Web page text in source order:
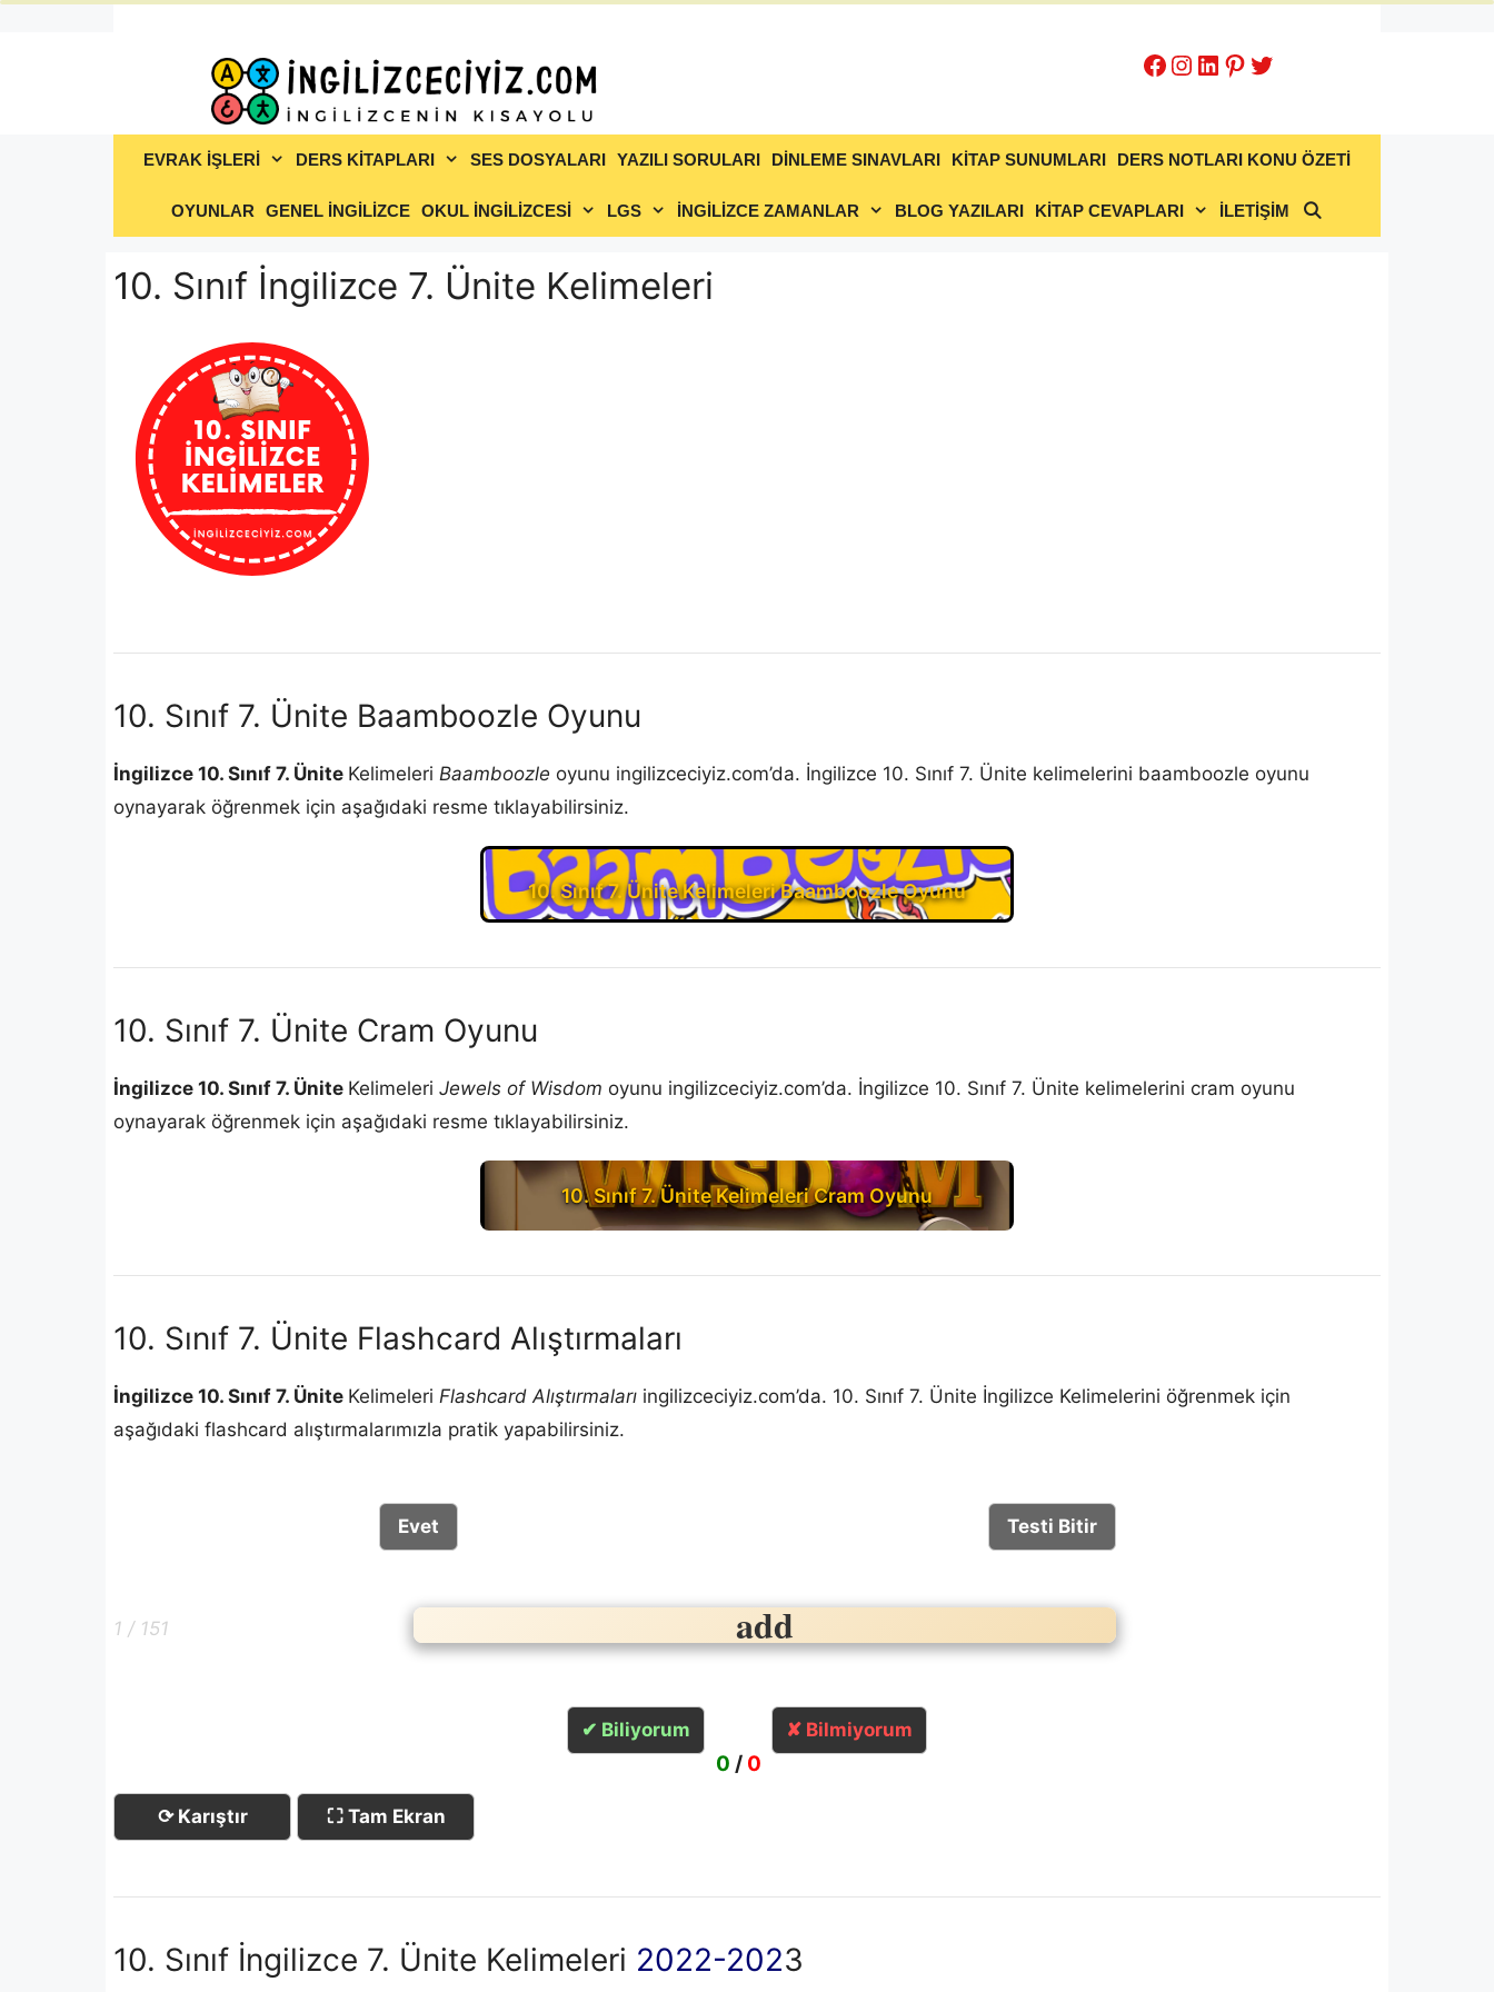
Facebook
Instagram
LinkedIn
Pinterest
Twitter
EVRAK İŞLERİ DERS KİTAPLARI SES DOSYALARI YAZILI SORULARI DİNLEME SINAVLARI KİTAP SUNUMLARI DERS NOTLARI KONU ÖZETİ
OYUNLAR GENEL İNGİLİZCE OKUL İNGİLİZCESİ LGS İNGİLİZCE ZAMANLAR BLOG YAZILARI KİTAP CEVAPLARI İLETİŞİM
10. Sınıf İngilizce 7. Ünite Kelimeleri
10. Sınıf 7. Ünite Baamboozle Oyunu
İngilizce 10. Sınıf 7. Ünite Kelimeleri Baamboozle oyunu ingilizceciyiz.com’da. İngilizce 10. Sınıf 7. Ünite kelimelerini baamboozle oyunu
oynayarak öğrenmek için aşağıdaki resme tıklayabilirsiniz.
10. Sınıf 7. Ünite Kelimeleri Baamboozle Oyunu
10. Sınıf 7. Ünite Cram Oyunu
İngilizce 10. Sınıf 7. Ünite Kelimeleri Jewels of Wisdom oyunu ingilizceciyiz.com’da. İngilizce 10. Sınıf 7. Ünite kelimelerini cram oyunu
oynayarak öğrenmek için aşağıdaki resme tıklayabilirsiniz.
10. Sınıf 7. Ünite Kelimeleri Cram Oyunu
10. Sınıf 7. Ünite Flashcard Alıştırmaları
İngilizce 10. Sınıf 7. Ünite Kelimeleri Flashcard Alıştırmaları ingilizceciyiz.com’da. 10. Sınıf 7. Ünite İngilizce Kelimelerini öğrenmek için
aşağıdaki flashcard alıştırmalarımızla pratik yapabilirsiniz.
Evet Testi Bitir
add
eklemek
1 / 151
✔ Biliyorum
0 / 0
✘ Bilmiyorum
⟳ Karıştır ⛶ Tam Ekran
10. Sınıf İngilizce 7. Ünite Kelimeleri 2022-2023